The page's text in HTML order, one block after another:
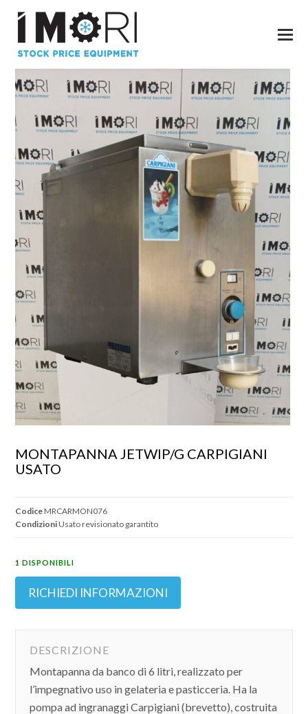
MONTAPANNA JETWIP/G CARPIGIANI
USATO
CodiceMRCARMON076
CondizioniUsato revisionato garantito
1 DISPONIBILI
RICHIEDI INFORMAZIONI
DESCRIZIONE
Montapanna da banco di 6 litri, realizzato per
l’impegnativo uso in gelateria e pasticceria. Ha la
pompa ad ingranaggi Carpigiani (brevetto), costruita